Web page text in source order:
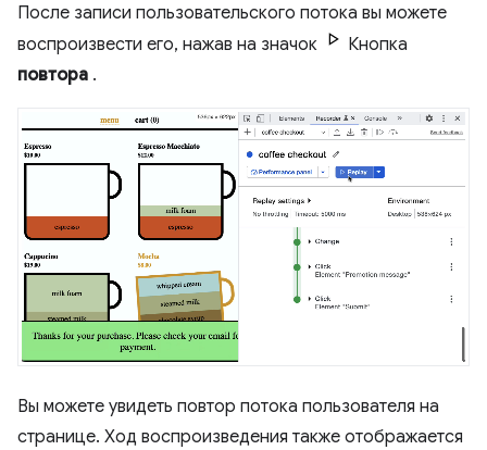
После записи пользовательского потока вы можете
воспроизвести его, нажав на значок
Кнопка
повтора .
Вы можете увидеть повтор потока пользователя на
странице. Ход воспроизведения также отображается